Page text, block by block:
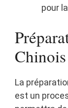
pour
La
est un